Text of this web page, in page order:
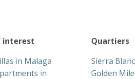
interest
in Malaga
in
Quartiers
Sierra
Golden Mile